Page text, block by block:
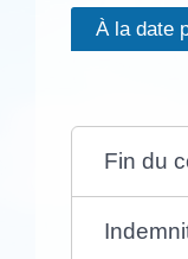
À la date
Fin du